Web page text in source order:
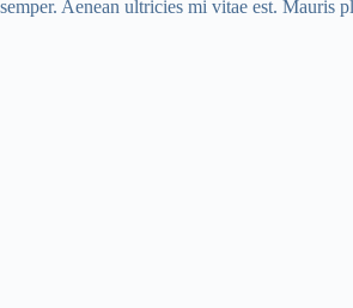
semper. Aenean ultricies mi vitae est. Mauris